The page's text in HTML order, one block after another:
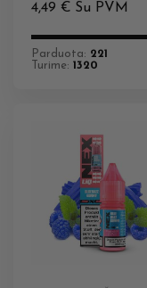
4,49 € Su PVM
Parduota: 221
Turime: 1320